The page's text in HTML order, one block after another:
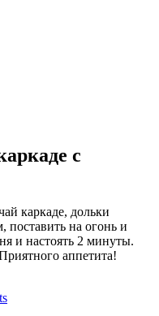
с
каркаде, дольки
поставить на огонь и
и настоять 2 минуты.
аппетита!